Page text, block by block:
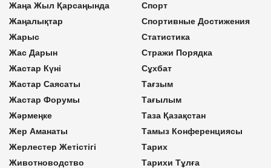
Жаңа Жыл Қарсаңында
Жаңалықтар
Жарыс
Жас Дарын
Жастар Күні
Жастар Саясаты
Жастар Форумы
Жәрмеңке
Жер Аманаты
Жерлестер Жетістігі
Животноводство
Спорт
Спортивные Достижения
Статистика
Стражи Порядка
Сұхбат
Тағзым
Тағылым
Таза Қазақстан
Тамыз Конференциясы
Тарих
Тарихи Тұлға